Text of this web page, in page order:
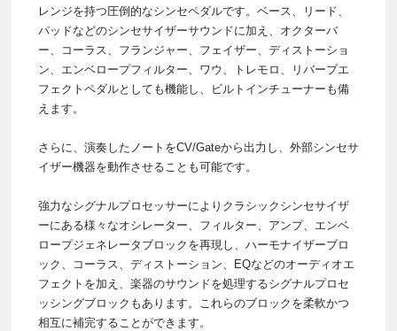
レンジを持つ圧倒的なシンセペダルです。ベース、リード、
パッドなどのシンセサイザーサウンドに加え、オクターバ
ー、コーラス、フランジャー、フェイザー、ディストーショ
ン、エンベロープフィルター、ワウ、トレモロ、リバーブエ
フェクトペダルとしても機能し、ビルトインチューナーも備
えます。
さらに、演奏したノートをCV/Gateから出力し、外部シンセサ
イザー機器を動作させることも可能です。
強力なシグナルプロセッサーによりクラシックシンセサイザ
ーにある様々なオシレーター、フィルター、アンプ、エンベ
ロープジェネレータブロックを再現し、ハーモナイザーブロ
ック、コーラス、ディストーション、EQなどのオーディオエ
フェクトを加え、楽器のサウンドを処理するシグナルプロセ
ッシングブロックもあります。これらのブロックを柔軟かつ
相互に補完することができます。